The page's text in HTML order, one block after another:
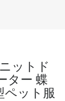
ットド
ター 蝶
ペット服